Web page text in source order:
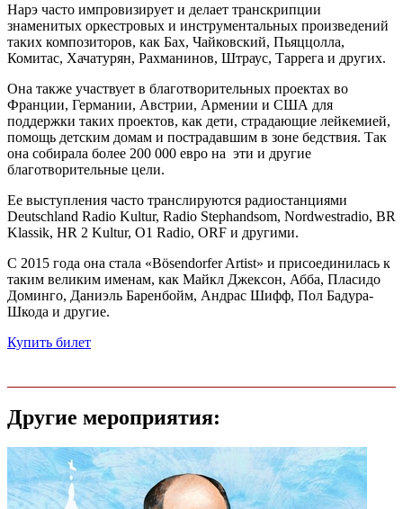
Нарэ часто импровизирует и делает транскрипции
знаменитых оркестровых и инструментальных произведений
таких композиторов, как Бах, Чайковский, Пьяццолла,
Комитас, Хачатурян, Рахманинов, Штраус, Таррега и других.
Она также участвует в благотворительных проектах во
Франции, Германии, Австрии, Армении и США для
поддержки таких проектов, как дети, страдающие лейкемией,
помощь детским домам и пострадавшим в зоне бедствия. Так
она собирала более 200 000 евро на эти и другие
благотворительные цели.
Ее выступления часто транслируются радиостанциями
Deutschland Radio Kultur, Radio Stephandsom, Nordwestradio, BR
Klassik, HR 2 Kultur, O1 Radio, ORF и другими.
С 2015 года она стала «Bösendorfer Artist» и присоединилась к
таким великим именам, как Майкл Джексон, Абба, Пласидо
Доминго, Даниэль Баренбойм, Андрас Шифф, Пол Бадура-
Шкода и другие.
Купить билет
Другие мероприятия: